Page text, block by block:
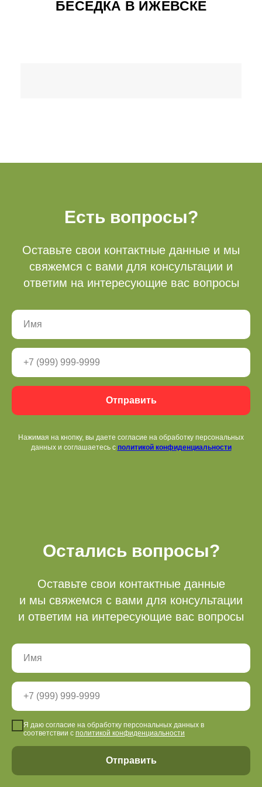
БЕСЕДКА В ИЖЕВСКЕ
Есть вопросы?
Оставьте свои контактные данные и мы
свяжемся с вами для консультации и
ответим на интересующие вас вопросы
Отправить
Нажимая на кнопку, вы даете согласие на обработку персональных
данных и соглашаетесь c политикой конфиденциальности
Остались вопросы?
Оставьте свои контактные данные
и мы свяжемся с вами для консультации
и ответим на интересующие вас вопросы
Я даю согласие на обработку персональных данных в
соответствии с политикой конфиденциальности
Отправить
Правила посещения
Партнеры
Вакансии
Видеообзоры
Оставить отзыв
Сотрудничество
Тюбинг (2025-2026
подошел к концу)
Режим работы
+ 7 (3412) 65-07-62
Бронь беседок
fpark18@mail.ru